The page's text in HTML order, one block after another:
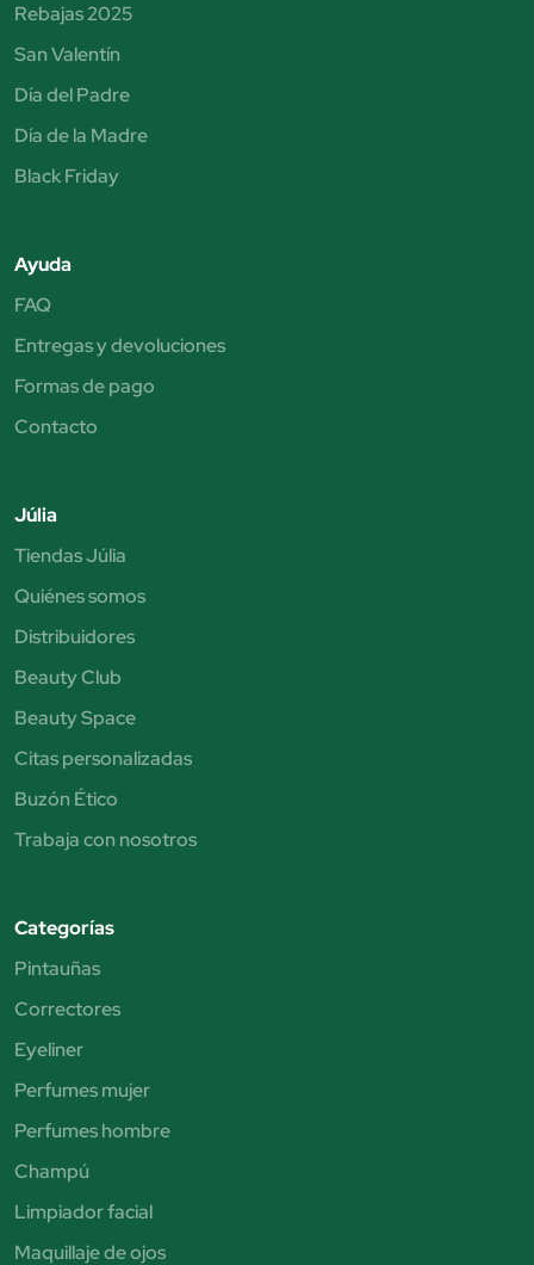
Rebajas 2025
San Valentín
Día del Padre
Día de la Madre
Black Friday
Ayuda
FAQ
Entregas y devoluciones
Formas de pago
Contacto
Júlia
Tiendas Júlia
Quiénes somos
Distribuidores
Beauty Club
Beauty Space
Citas personalizadas
Buzón Ético
Trabaja con nosotros
Categorías
Pintauñas
Correctores
Eyeliner
Perfumes mujer
Perfumes hombre
Champú
Limpiador facial
Maquillaje de ojos